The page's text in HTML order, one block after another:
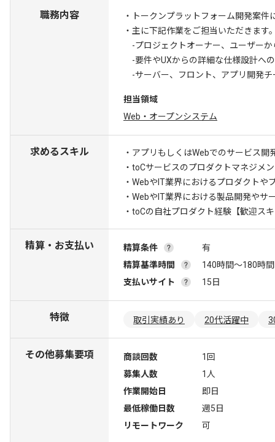
職務内容
・トークンプラットフォーム開発案件
・主に下記作業をご担当いただきます
-プロジェクトオーナー、ユーザーか
-要件やUXからの詳細な仕様設計へ
-サーバー、フロント、アプリ開発チ
担当領域
Web・オープンシステム
求めるスキル
・アプリもしくはWebでのサービス開
・toCサービスのプロダクトマネジメ
・WebやIT業界におけるプロダクト
・WebやIT業界における製品開発や
・toCの自社プロダクト経験 【歓迎ス
精算・お支払い 精算条件
有
精算基準時間
140時間〜180時間
支払いサイト
15日
特徴 取引実績あり 20代活躍中
その他募集要項 商談回数
1回
募集人数
1人
作業開始日
即日
最低稼働日数
週5日
リモートワーク
可